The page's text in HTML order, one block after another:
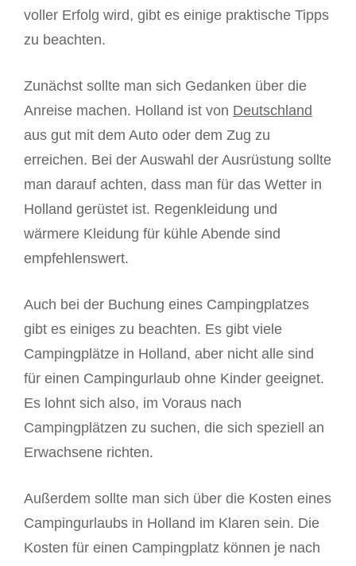
voller Erfolg wird, gibt es einige praktische Tipps
zu beachten.
Zunächst sollte man sich Gedanken über die
Anreise machen. Holland ist von Deutschland
aus gut mit dem Auto oder dem Zug zu
erreichen. Bei der Auswahl der Ausrüstung sollte
man darauf achten, dass man für das Wetter in
Holland gerüstet ist. Regenkleidung und
wärmere Kleidung für kühle Abende sind
empfehlenswert.
Auch bei der Buchung eines Campingplatzes
gibt es einiges zu beachten. Es gibt viele
Campingplätze in Holland, aber nicht alle sind
für einen Campingurlaub ohne Kinder geeignet.
Es lohnt sich also, im Voraus nach
Campingplätzen zu suchen, die sich speziell an
Erwachsene richten.
Außerdem sollte man sich über die Kosten eines
Campingurlaubs in Holland im Klaren sein. Die
Kosten für einen Campingplatz können je nach